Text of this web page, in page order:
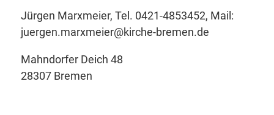
Jürgen Marxmeier, Tel. 0421-4853452, Mail:
juergen.marxmeier@kirche-bremen.de
Mahndorfer Deich 48
28307 Bremen